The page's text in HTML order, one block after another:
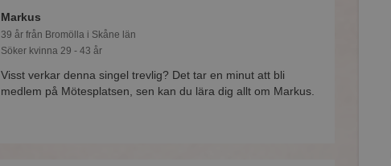
Markus
39 år från Bromölla i Skåne län
Söker kvinna 29 - 43 år
Visst verkar denna singel trevlig? Det tar en minut att bli
medlem på Mötesplatsen, sen kan du lära dig allt om Markus.